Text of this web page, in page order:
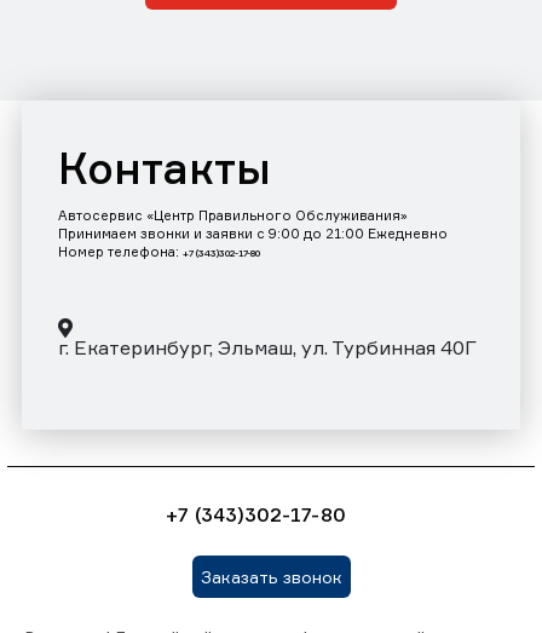
Контакты
Автосервис «Центр Правильного Обслуживания»
Принимаем звонки и заявки с 9:00 до 21:00 Ежедневно
Номер телефона: +7 (343)302-17-80
г. Екатеринбург, Эльмаш, ул. Турбинная 40Г
+7 (343)302-17-80
Заказать звонок